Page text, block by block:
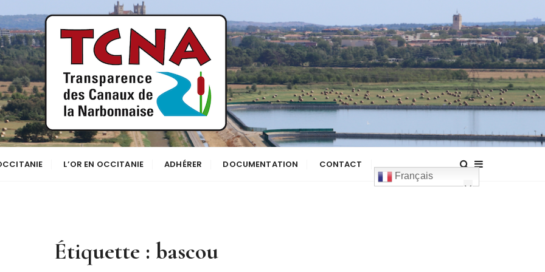
L’OR EN OCCITANIE ADHÉRER DOCUMENTATION CONTACT
Français
Étiquette : bascou